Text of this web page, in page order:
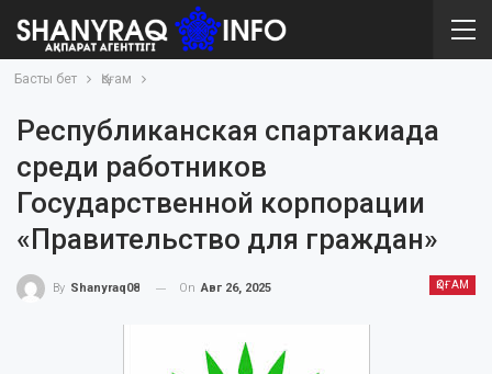
Басты бет Қоғам
Республиканская спартакиада
среди работников
Государственной корпорации
«Правительство для граждан»
ҚОҒАМ
By Shanyraq08 On Авг 26, 2025